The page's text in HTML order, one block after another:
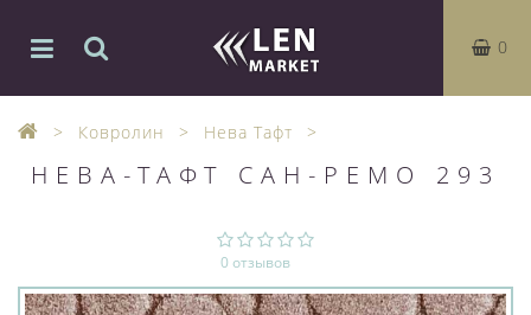
0
Ковролин Нева Тафт
НЕВА-ТАФТ САН-РЕМО 293
0 отзывов